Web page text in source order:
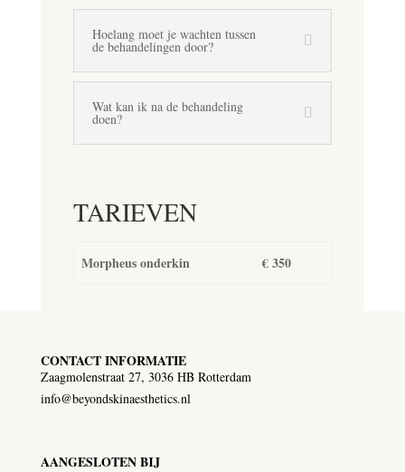
Hoelang moet je wachten tussen
de behandelingen door?
Wat kan ik na de behandeling
doen?
TARIEVEN
Morpheus onderkin € 350
CONTACT INFORMATIE
Zaagmolenstraat 27, 3036 HB Rotterdam
info@beyondskinaesthetics.nl
AANGESLOTEN BIJ